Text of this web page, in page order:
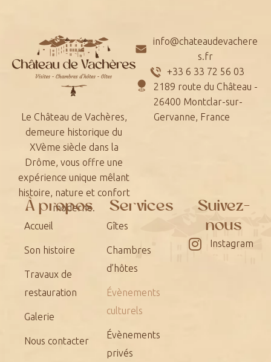
Le Château de Vachères,
demeure historique du
XVème siècle dans la
Drôme, vous offre une
expérience unique mêlant
histoire, nature et confort
moderne.
info@chateaudevachere
s.fr
+33 6 33 72 56 03
2189 route du Château -
26400 Montclar-sur-
Gervanne, France
À propos
Accueil
Son histoire
Travaux de
restauration
Galerie
Nous contacter
Services
Gîtes
Chambres
d’hôtes
Évènements
culturels
Évènements
privés
Suivez-
nous
Instagram